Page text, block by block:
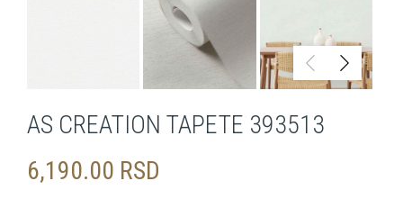
AS CREATION TAPETE 393513
6,190.00 RSD